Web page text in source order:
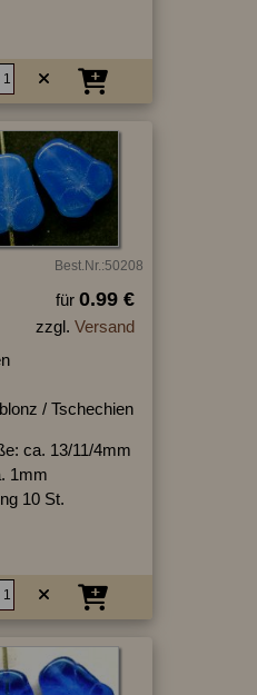
Best.Nr.:50208
für 0.99 €
zzgl. Versand
/ Tschechien
ca. 13/11/4mm
1mm
10 St.